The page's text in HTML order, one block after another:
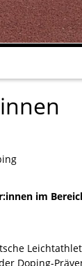
im
Doping-